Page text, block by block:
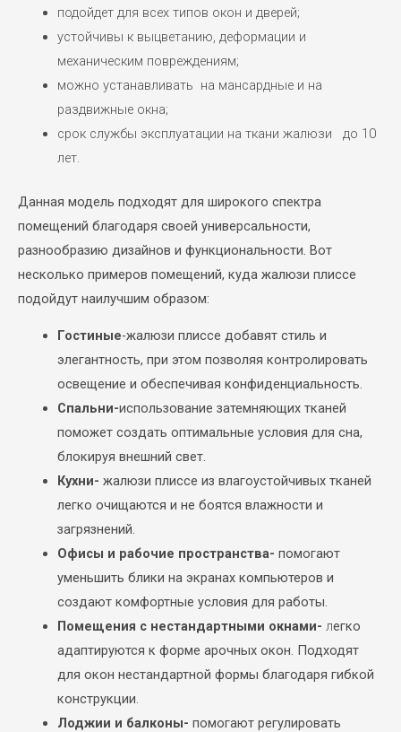
подойдет для всех типов окон и дверей;
устойчивы к выцветанию, деформации и
механическим повреждениям;
можно устанавливать на мансардные и на
раздвижные окна;
срок службы эксплуатации на ткани жалюзи до 10
лет.
Данная модель подходят для широкого спектра
помещений благодаря своей универсальности,
разнообразию дизайнов и функциональности. Вот
несколько примеров помещений, куда жалюзи плиссе
подойдут наилучшим образом:
Гостиные-жалюзи плиссе добавят стиль и
элегантность, при этом позволяя контролировать
освещение и обеспечивая конфиденциальность.
Спальни-использование затемняющих тканей
поможет создать оптимальные условия для сна,
блокируя внешний свет.
Кухни- жалюзи плиссе из влагоустойчивых тканей
легко очищаются и не боятся влажности и
загрязнений.
Офисы и рабочие пространства- помогают
уменьшить блики на экранах компьютеров и
создают комфортные условия для работы.
Помещения с нестандартными окнами- легко
адаптируются к форме арочных окон. Подходят
для окон нестандартной формы благодаря гибкой
конструкции.
Лоджии и балконы- помогают регулировать